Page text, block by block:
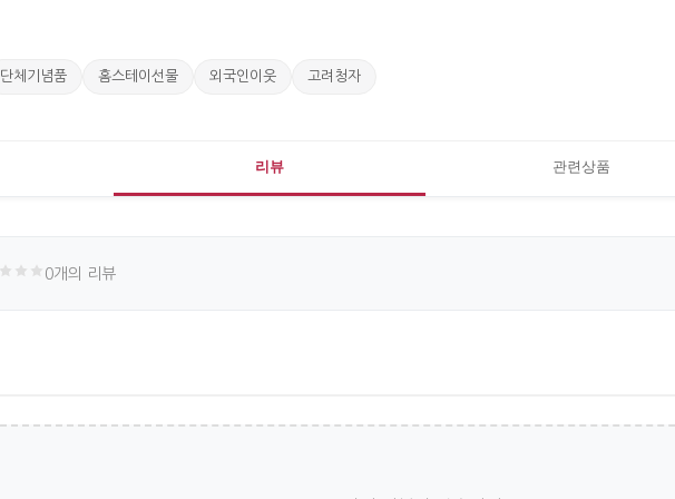
단체기념품 홈스테이선물 외국인이웃 고려청자
리뷰 관련상품
0개의 리뷰